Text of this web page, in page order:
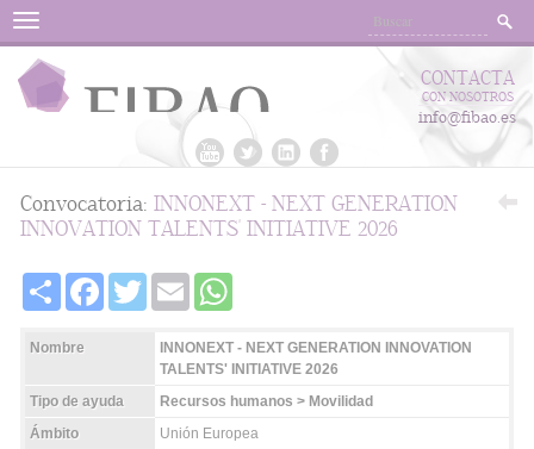
Menu
CONTACTA
CON NOSOTROS
info@fibao.es
Convocatoria: INNONEXT - NEXT GENERATION
INNOVATION TALENTS' INITIATIVE 2026
Share FacebookTwitter Email
Nombre
INNONEXT - NEXT GENERATION INNOVATION
TALENTS' INITIATIVE 2026
Tipo de ayuda
Recursos humanos > Movilidad
Ámbito
Unión Europea